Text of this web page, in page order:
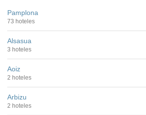
Pamplona
73 hoteles
Alsasua
3 hoteles
Aoiz
2 hoteles
Arbizu
2 hoteles